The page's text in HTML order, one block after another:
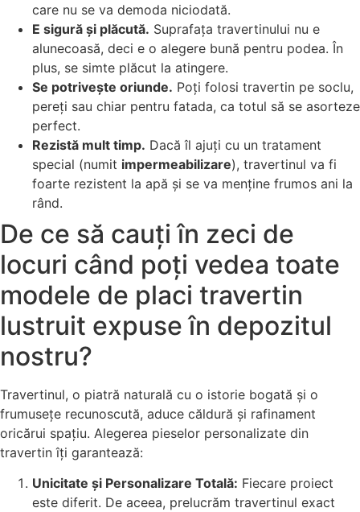
care nu se va demoda niciodată.
E sigură și plăcută. Suprafața travertinului nu e
alunecoasă, deci e o alegere bună pentru podea. În
plus, se simte plăcut la atingere.
Se potrivește oriunde. Poți folosi travertin pe soclu,
pereți sau chiar pentru fatada, ca totul să se asorteze
perfect.
Rezistă mult timp. Dacă îl ajuți cu un tratament
special (numit impermeabilizare), travertinul va fi
foarte rezistent la apă și se va menține frumos ani la
rând.
De ce să cauți în zeci de
locuri când poți vedea toate
modele de placi travertin
lustruit expuse în depozitul
nostru?
Travertinul, o piatră naturală cu o istorie bogată și o
frumusețe recunoscută, aduce căldură și rafinament
oricărui spațiu. Alegerea pieselor personalizate din
travertin îți garantează:
Unicitate și Personalizare Totală: Fiecare proiect
este diferit. De aceea, prelucrăm travertinul exact